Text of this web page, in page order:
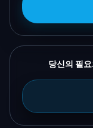
당신의 필